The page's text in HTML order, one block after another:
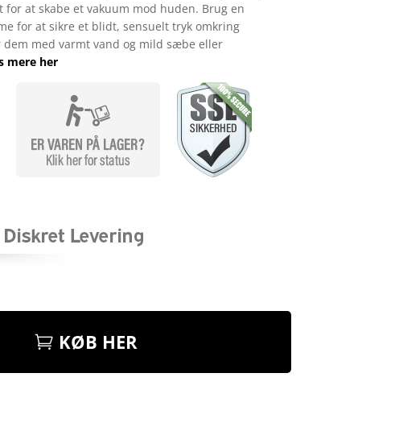
for at skabe et vakuum mod huden. Brug en
for at sikre et blidt, sensuelt tryk omkring
dem med varmt vand og mild sæbe eller
mere her
KØB HER